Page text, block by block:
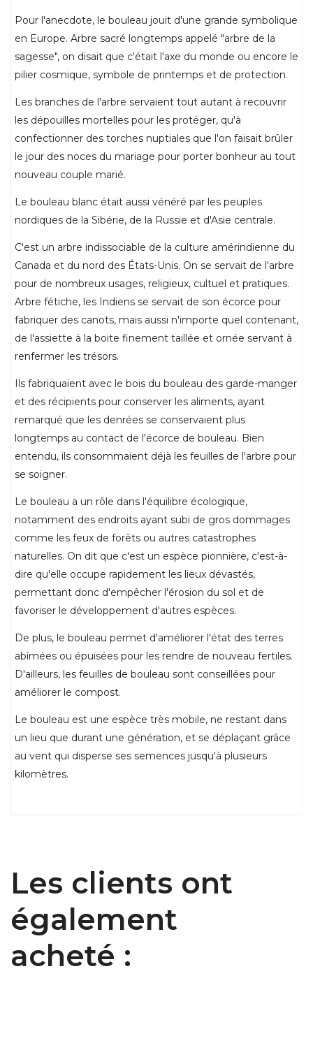
Pour l'anecdote, le bouleau jouit d'une grande symbolique
en Europe. Arbre sacré longtemps appelé "arbre de la
sagesse", on disait que c'était l'axe du monde ou encore le
pilier cosmique, symbole de printemps et de protection.
Les branches de l'arbre servaient tout autant à recouvrir
les dépouilles mortelles pour les protéger, qu'à
confectionner des torches nuptiales que l'on faisait brûler
le jour des noces du mariage pour porter bonheur au tout
nouveau couple marié.
Le bouleau blanc était aussi vénéré par les peuples
nordiques de la Sibérie, de la Russie et d'Asie centrale.
C'est un arbre indissociable de la culture amérindienne du
Canada et du nord des États-Unis. On se servait de l'arbre
pour de nombreux usages, religieux, cultuel et pratiques.
Arbre fétiche, les Indiens se servait de son écorce pour
fabriquer des canots, mais aussi n'importe quel contenant,
de l'assiette à la boite finement taillée et ornée servant à
renfermer les trésors.
Ils fabriquaient avec le bois du bouleau des garde-manger
et des récipients pour conserver les aliments, ayant
remarqué que les denrées se conservaient plus
longtemps au contact de l'écorce de bouleau. Bien
entendu, ils consommaient déjà les feuilles de l'arbre pour
se soigner.
Le bouleau a un rôle dans l'équilibre écologique,
notamment des endroits ayant subi de gros dommages
comme les feux de forêts ou autres catastrophes
naturelles. On dit que c'est un espèce pionnière, c'est-à-
dire qu'elle occupe rapidement les lieux dévastés,
permettant donc d'empêcher l'érosion du sol et de
favoriser le développement d'autres espèces.
De plus, le bouleau permet d'améliorer l'état des terres
abîmées ou épuisées pour les rendre de nouveau fertiles.
D'ailleurs, les feuilles de bouleau sont conseillées pour
améliorer le compost.
Le bouleau est une espèce très mobile, ne restant dans
un lieu que durant une génération, et se déplaçant grâce
au vent qui disperse ses semences jusqu'à plusieurs
kilomètres.
Les clients ont
également
acheté :